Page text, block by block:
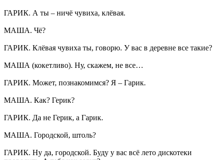
ГАРИК. А ты – ничё чувиха, клёвая.
МАША. Чё?
ГАРИК. Клёвая чувиха ты, говорю. У вас в деревне все такие?
МАША (кокетливо). Ну, скажем, не все…
ГАРИК. Может, познакомимся? Я – Гарик.
МАША. Как? Герик?
ГАРИК. Да не Герик, а Гарик.
МАША. Городской, штоль?
ГАРИК. Ну да, городской. Буду у вас всё лето дискотеки